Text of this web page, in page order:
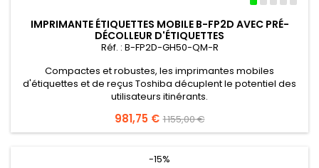
IMPRIMANTE ÉTIQUETTES MOBILE B-FP2D AVEC PRÉ-
DÉCOLLEUR D'ÉTIQUETTES
Réf. : B-FP2D-GH50-QM-R
Compactes et robustes, les imprimantes mobiles
d'étiquettes et de reçus Toshiba décuplent le potentiel des
utilisateurs itinérants.
Prix
981,75 € Prix
de
1 155,00 €
-15%